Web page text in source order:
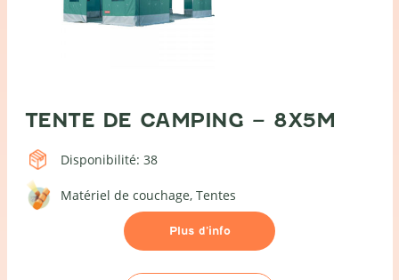
TENTE DE CAMPING – 8X5M
Disponibilité: 38
Matériel de couchage Tentes
Plus d’info